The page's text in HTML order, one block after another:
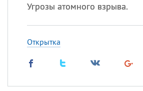
Угрозы атомного взрыва.
Открытка